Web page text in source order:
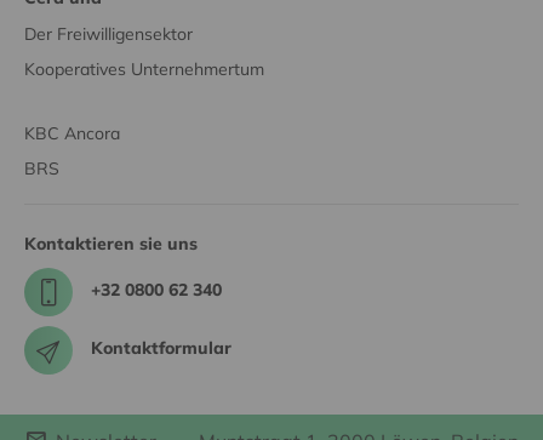
Der Freiwilligensektor
Kooperatives Unternehmertum
KBC Ancora
BRS
Kontaktieren sie uns
+32 0800 62 340
Kontaktformular